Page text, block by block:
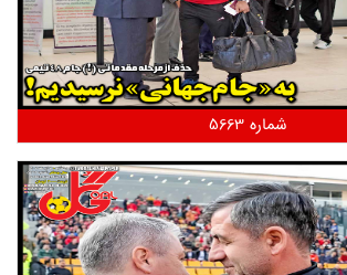
شماره 5663